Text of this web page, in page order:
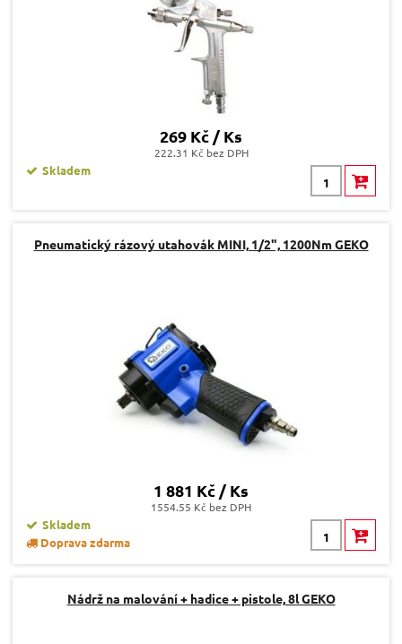
269 Kč / Ks
222.31 Kč bez DPH
Skladem
Pneumatický rázový utahovák MINI, 1/2", 1200Nm GEKO
1 881 Kč / Ks
1554.55 Kč bez DPH
Skladem
Doprava zdarma
Nádrž na malování + hadice + pistole, 8l GEKO